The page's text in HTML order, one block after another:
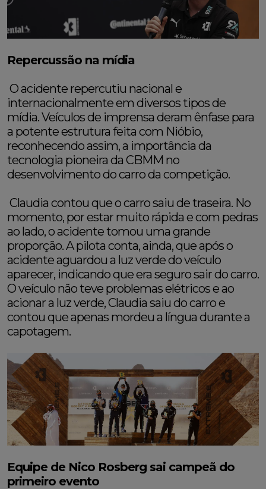
Repercussão na mídia
O acidente repercutiu nacional e
internacionalmente em diversos tipos de
mídia. Veículos de imprensa deram ênfase para
a potente estrutura feita com Nióbio,
reconhecendo assim, a importância da
tecnologia pioneira da CBMM no
desenvolvimento do carro da competição.
Claudia contou que o carro saiu de traseira. No
momento, por estar muito rápida e com pedras
ao lado, o acidente tomou uma grande
proporção. A pilota conta, ainda, que após o
acidente aguardou a luz verde do veículo
aparecer, indicando que era seguro sair do carro.
O veículo não teve problemas elétricos e ao
acionar a luz verde, Claudia saiu do carro e
contou que apenas mordeu a língua durante a
capotagem.
Equipe de Nico Rosberg sai campeã do
primeiro evento